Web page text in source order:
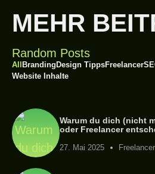
MEHR
Random Posts
All Branding Design TippsFreelancer
Website Inhalte
Warum du dich (nicht
oder Freelancer
27. Mai 2025 Freelancer